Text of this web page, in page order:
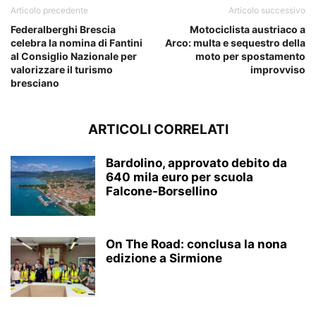
Articolo precedente
Federalberghi Brescia
celebra la nomina di Fantini
al Consiglio Nazionale per
valorizzare il turismo
bresciano
Articolo successivo
Motociclista austriaco a
Arco: multa e sequestro della
moto per spostamento
improvviso
ARTICOLI CORRELATI
Bardolino, approvato debito da
640 mila euro per scuola
Falcone-Borsellino
On The Road: conclusa la nona
edizione a Sirmione